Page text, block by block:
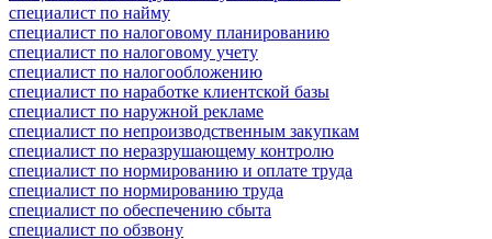
специалист по найму
специалист по налоговому планированию
специалист по налоговому учету
специалист по налогообложению
специалист по наработке клиентской базы
специалист по наружной рекламе
специалист по непроизводственным закупкам
специалист по неразрушающему контролю
специалист по нормированию и оплате труда
специалист по нормированию труда
специалист по обеспечению сбыта
специалист по обзвону